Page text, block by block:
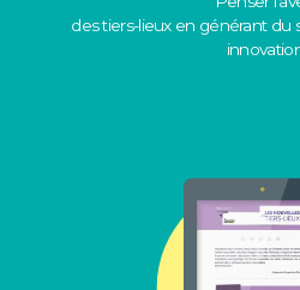
des tiers-lieux en générant du